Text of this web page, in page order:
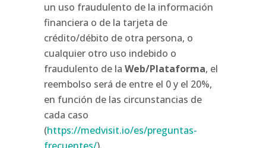
un uso fraudulento de la información
financiera o de la tarjeta de
crédito/débito de otra persona, o
cualquier otro uso indebido o
fraudulento de la Web/Plataforma, el
reembolso será de entre el 0 y el 20%,
en función de las circunstancias de
cada caso
(https://medvisit.io/es/preguntas-